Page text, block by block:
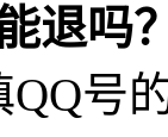
退吗
号